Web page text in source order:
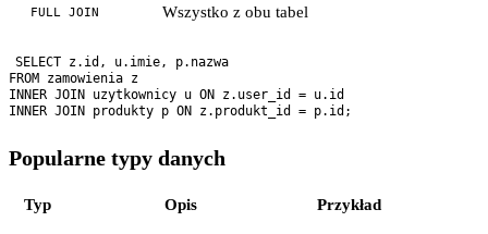
FULL JOIN Wszystko z obu tabel
SELECT z.id, u.imie, p.nazwa
FROM zamowienia z
INNER JOIN uzytkownicy u ON z.user_id = u.id
Popularne typy danych
Typ Opis Przykład